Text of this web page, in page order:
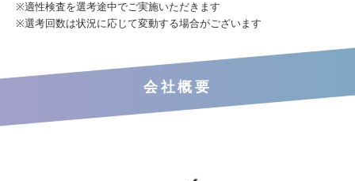
※適性検査を選考途中でご実施いただきます
※選考回数は状況に応じて変動する場合がございます
会社概要